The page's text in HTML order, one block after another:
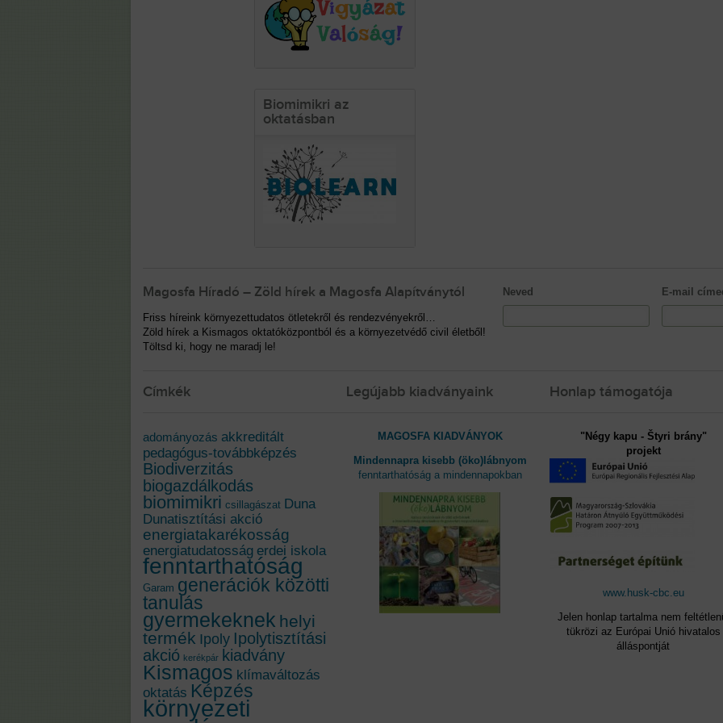
Biomimikri az
oktatásban
Magosfa Híradó – Zöld hírek a Magosfa Alapítványtól
Friss híreink környezettudatos ötletekről és rendezvényekről…
Zöld hírek a Kismagos oktatóközpontból és a környezetvédő civil életből!
Töltsd ki, hogy ne maradj le!
Neved E-mail
Címkék
adományozás akkreditált
pedagógus-továbbképzés
Biodiverzitás
biogazdálkodás
biomimikri csillagászat Duna
Dunatisztítási akció
energiatakarékosság
energiatudatosság erdei iskola
fenntarthatóság
Garam generációk közötti
tanulás
gyermekeknek helyi
termék Ipoly Ipolytisztítási
akció kerékpár kiadvány
Kismagos klímaváltozás
oktatás Képzés
környezeti
Legújabb kiadványaink
MAGOSFA KIADVÁNYOK
Mindennapra kisebb (öko)lábnyom
fenntarthatóság a mindennapokban
Honlap támogatója
"Négy kapu - Štyri brány"
projekt
www.husk-cbc.eu
Jelen honlap tartalma nem
tükrözi az Európai Unió hivatalos
álláspontját